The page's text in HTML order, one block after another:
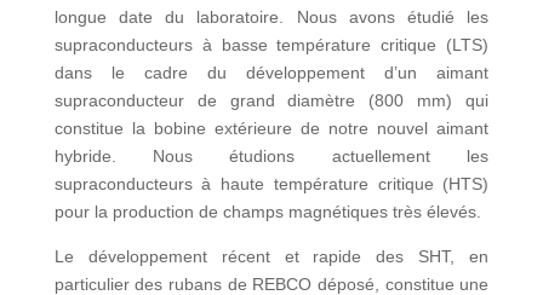
longue date du laboratoire. Nous avons étudié les
supraconducteurs à basse température critique (LTS)
dans le cadre du développement d’un aimant
supraconducteur de grand diamètre (800 mm) qui
constitue la bobine extérieure de notre nouvel aimant
hybride. Nous étudions actuellement les
supraconducteurs à haute température critique (HTS)
pour la production de champs magnétiques très élevés.
Le développement récent et rapide des SHT, en
particulier des rubans de REBCO déposé, constitue une